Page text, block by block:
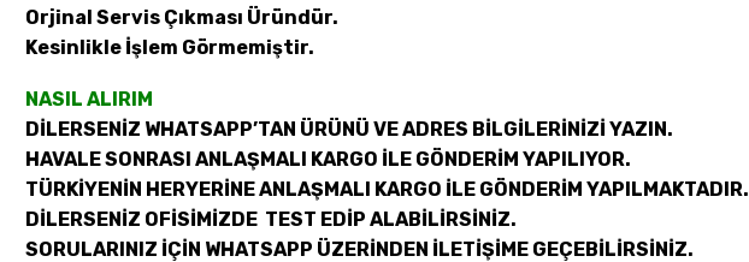
Orjinal Servis Çıkması Üründür.
Kesinlikle İşlem Görmemiştir.
NASIL ALIRIM
DİLERSENİZ WHATSAPP’TAN ÜRÜNÜ VE ADRES BİLGİLERİNİZİ YAZIN.
HAVALE SONRASI ANLAŞMALI KARGO İLE GÖNDERİM YAPILIYOR.
TÜRKİYENİN HERYERİNE ANLAŞMALI KARGO İLE GÖNDERİM YAPILMAKTADIR.
DİLERSENİZ OFİSİMİZDE TEST EDİP ALABİLİRSİNİZ.
SORULARINIZ İÇİN WHATSAPP ÜZERİNDEN İLETİŞİME GEÇEBİLİRSİNİZ.